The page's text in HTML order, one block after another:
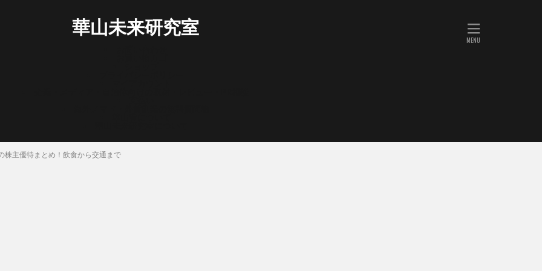
華山未来研究室
株主優待まとめ！飲食から交通まで